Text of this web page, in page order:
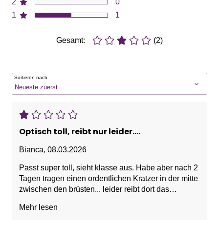
2
1
0
1
Gesamt: (2)
Sortieren nach
Optisch toll, reibt nur leider....
Bianca, 08.03.2026
Passt super toll, sieht klasse aus. Habe aber nach 2
Tagen tragen einen ordentlichen Kratzer in der mitte
zwischen den brüsten... leider reibt dort das
enttäuschend
Mehr lesen